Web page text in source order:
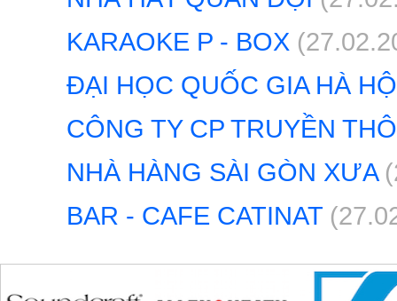
KARAOKE P - BOX
ĐẠI HỌC QUỐC GIA HÀ
CÔNG TY CP TRUYỀN
NHÀ HÀNG SÀI GÒN XƯA
BAR - CAFE CATINAT